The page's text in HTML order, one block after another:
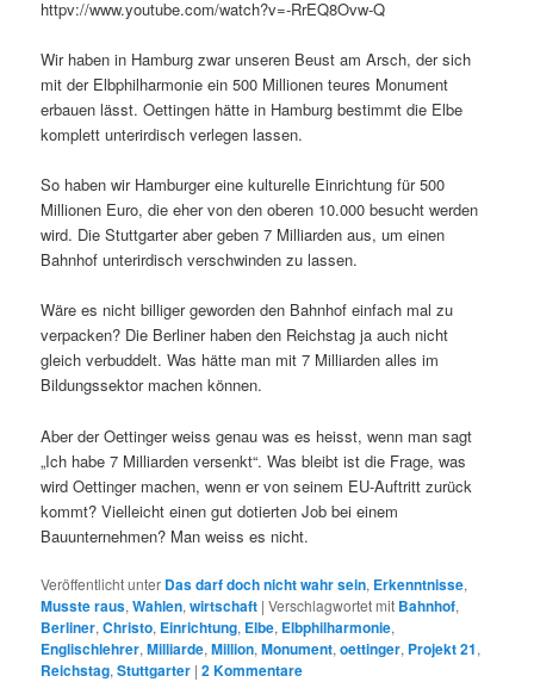
httpv://www.youtube.com/watch?v=-RrEQ8Ovw-Q
Wir haben in Hamburg zwar unseren Beust am Arsch, der sich
mit der Elbphilharmonie ein 500 Millionen teures Monument
erbauen lässt. Oettingen hätte in Hamburg bestimmt die Elbe
komplett unterirdisch verlegen lassen.
So haben wir Hamburger eine kulturelle Einrichtung für 500
Millionen Euro, die eher von den oberen 10.000 besucht werden
wird. Die Stuttgarter aber geben 7 Milliarden aus, um einen
Bahnhof unterirdisch verschwinden zu lassen.
Wäre es nicht billiger geworden den Bahnhof einfach mal zu
verpacken? Die Berliner haben den Reichstag ja auch nicht
gleich verbuddelt. Was hätte man mit 7 Milliarden alles im
Bildungssektor machen können.
Aber der Oettinger weiss genau was es heisst, wenn man sagt
„Ich habe 7 Milliarden versenkt“. Was bleibt ist die Frage, was
wird Oettinger machen, wenn er von seinem EU-Auftritt zurück
kommt? Vielleicht einen gut dotierten Job bei einem
Bauunternehmen? Man weiss es nicht.
Veröffentlicht unter Das darf doch nicht wahr sein, Erkenntnisse,
Musste raus,Wahlen,wirtschaft |Verschlagwortet mit Bahnhof,
Berliner,Christo, Einrichtung, Elbe, Elbphilharmonie,
Englischlehrer,Milliarde,Million,Monument,oettinger, Projekt 21,
Reichstag,Stuttgarter |2Kommentare